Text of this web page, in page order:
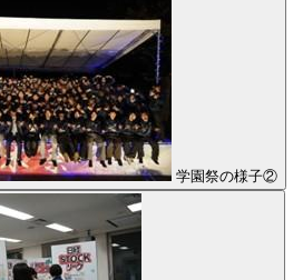
学園祭の様子②